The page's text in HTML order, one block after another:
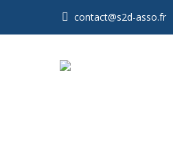
contact@s2d-asso.fr